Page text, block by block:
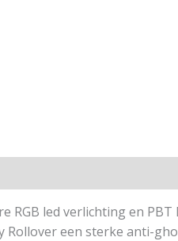
RGB led verlichting en PBT
Rollover een sterke anti-